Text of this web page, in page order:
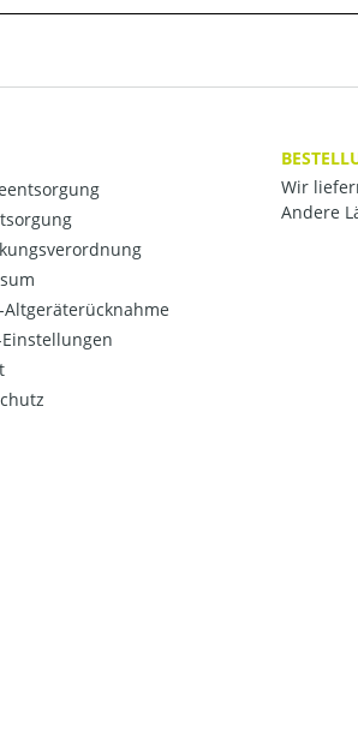
Altgeräterücknahme
Einstellungen
Wir
Andere